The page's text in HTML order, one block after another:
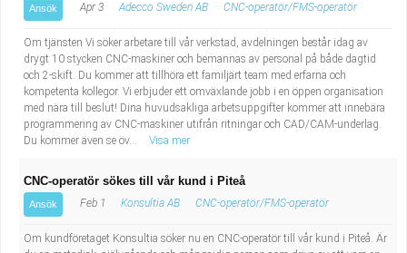
Ansök Apr 3 Adecco Sweden AB CNC-operatör/FMS-operatör
Om tjänsten Vi söker arbetare till vår verkstad, avdelningen består idag av
drygt 10 stycken CNC-maskiner och bemannas av personal på både dagtid
och 2-skift. Du kommer att tillhöra ett familjärt team med erfarna och
kompetenta kollegor. Vi erbjuder ett omväxlande jobb i en öppen organisation
med nära till beslut! Dina huvudsakliga arbetsuppgifter kommer att innebära
programmering av CNC-maskiner utifrån ritningar och CAD/CAM-underlag.
Du kommer även se öv...
Visa mer
CNC-operatör sökes till vår kund i Piteå
Ansök Feb 1 Konsultia AB CNC-operatör/FMS-operatör
Om kundföretaget Konsultia söker nu en CNC-operatör till vår kund i Piteå. Är